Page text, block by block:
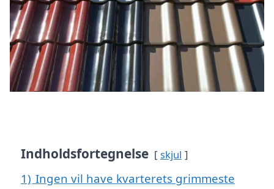
Indholdsfortegnelse skjul
1) Ingen vil have kvarterets grimmeste